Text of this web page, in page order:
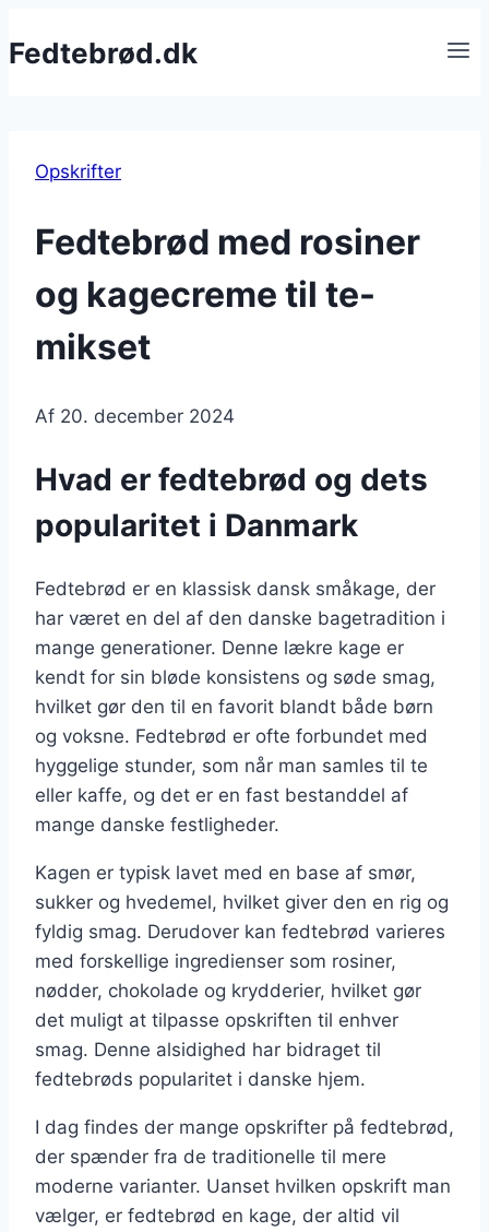
til
Fedtebrød.dk
Opskrifter
Fedtebrød med rosiner
og kagecreme til te-
mikset
Af 20. december 2024
Hvad er fedtebrød og dets
popularitet i Danmark
Fedtebrød er en klassisk dansk småkage, der
har været en del af den danske bagetradition i
mange generationer. Denne lækre kage er
kendt for sin bløde konsistens og søde smag,
hvilket gør den til en favorit blandt både børn
og voksne. Fedtebrød er ofte forbundet med
hyggelige stunder, som når man samles til te
eller kaffe, og det er en fast bestanddel af
mange danske festligheder.
Kagen er typisk lavet med en base af smør,
sukker og hvedemel, hvilket giver den en rig og
fyldig smag. Derudover kan fedtebrød varieres
med forskellige ingredienser som rosiner,
nødder, chokolade og krydderier, hvilket gør
det muligt at tilpasse opskriften til enhver
smag. Denne alsidighed har bidraget til
fedtebrøds popularitet i danske hjem.
I dag findes der mange opskrifter på fedtebrød,
der spænder fra de traditionelle til mere
moderne varianter. Uanset hvilken opskrift man
vælger, er fedtebrød en kage, der altid vil